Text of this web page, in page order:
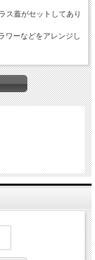
ス蓋がセットしてあり
ワーなどをアレンジし